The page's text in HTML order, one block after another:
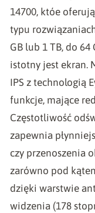
14700, któe
typu
GB lub 1 TB, do 64
istotny jest ekran.
IPS z technologią
funkcje, mające
Częstotliwość
zapewnia
czy przenoszenia
zarówno pod
dzięki warstwie
widzenia (178